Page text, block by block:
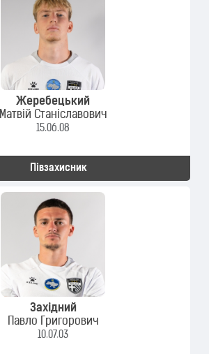
Жеребецький
Матвій Станіславович
15.06.08
Півзахисник
Західний
Павло Григорович
10.07.03